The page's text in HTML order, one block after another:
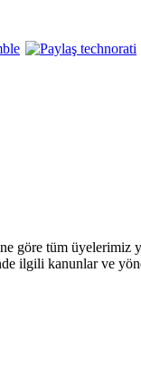
göre tüm üyelerimiz
ilgili kanunlar ve